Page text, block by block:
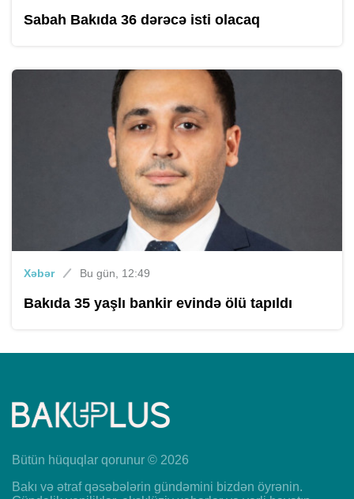
Sabah Bakıda 36 dərəcə isti olacaq
Xəbər Bu gün, 12:49
Bakıda 35 yaşlı bankir evində ölü tapıldı
Bütün hüquqlar qorunur © 2026
Bakı və ətraf qəsəbələrin gündəmini bizdən öyrənin.